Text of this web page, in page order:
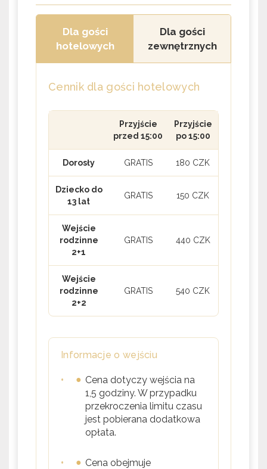
Dla gości
hotelowych
Dla gości
zewnętrznych
Cennik dla gości hotelowych
Przyjście
przed 15:00
Przyjście
po 15:00
Dorosły GRATIS 180 CZK
Dziecko do
13 lat
GRATIS 150 CZK
Wejście
rodzinne
2+1
GRATIS 440 CZK
Wejście
rodzinne
2+2
GRATIS 540 CZK
Informacje o wejściu
•
Cena dotyczy wejścia na
1,5 godziny. W przypadku
przekroczenia limitu czasu
jest pobierana dodatkowa
opłata.
•
Cena obejmuje